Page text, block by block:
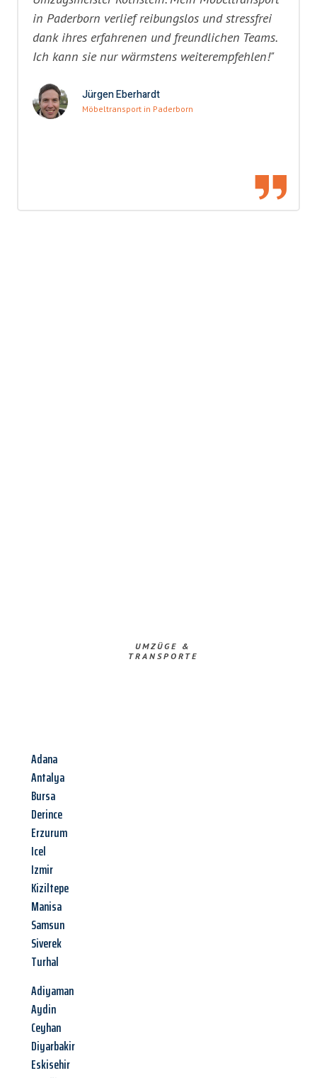
in Paderborn verlief reibungslos und stressfrei
dank ihres erfahrenen und freundlichen Teams.
Ich kann sie nur wärmstens weiterempfehlen!"
Jürgen Eberhardt
Möbeltransport in Paderborn
UMZÜGE &
TRANSPORTE
Adana
Antalya
Bursa
Derince
Erzurum
Icel
Izmir
Kiziltepe
Manisa
Samsun
Siverek
Turhal
Adiyaman
Aydin
Ceyhan
Diyarbakir
Eskisehir